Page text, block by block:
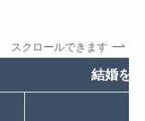
スクロールできます
結婚を